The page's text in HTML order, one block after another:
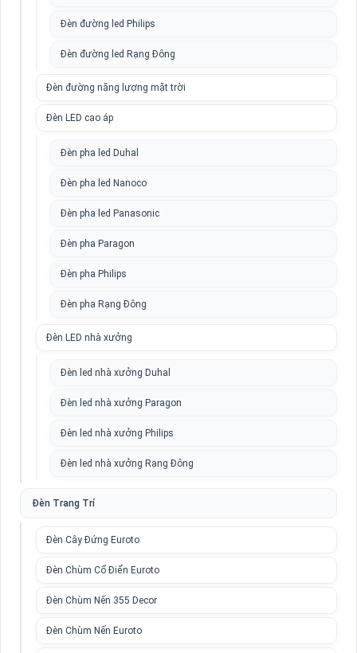
Đèn đường led Philips
Đèn đường led Rạng Đông
Đèn đường năng lượng mặt trời
Đèn LED cao áp
Đèn pha led Duhal
Đèn pha led Nanoco
Đèn pha led Panasonic
Đèn pha Paragon
Đèn pha Philips
Đèn pha Rạng Đông
Đèn LED nhà xưởng
Đèn led nhà xưởng Duhal
Đèn led nhà xưởng Paragon
Đèn led nhà xưởng Philips
Đèn led nhà xưởng Rạng Đông
Đèn Trang Trí
Đèn Cây Đứng Euroto
Đèn Chùm Cổ Điển Euroto
Đèn Chùm Nến 355 Decor
Đèn Chùm Nến Euroto